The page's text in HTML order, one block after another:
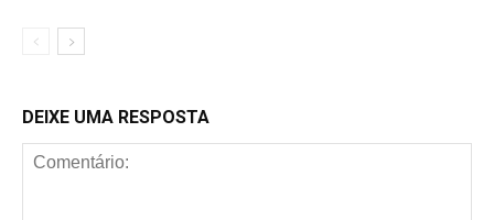
DEIXE UMA RESPOSTA